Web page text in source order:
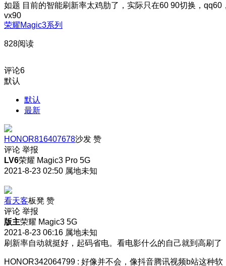
如题 目前的智能刷新率太鸡肋了，实际只在60 90切换，qq60
vx90
荣耀Magic3系列
828阅读
评论6
默认
默认
最新
HONOR816407678沙发 赞
评论 举报
LV6荣耀 Magic3 Pro 5G
2021-8-23 02:50 属地未知
看天客板凳 赞
评论 举报
版主荣耀 Magic3 5G
2021-8-23 06:16 属地未知
刷新率自动就挺好，起码省电。看电影什么的自己就到高刷了
HONOR342064799 : 好像并不会，像抖音腾讯视频b站这种软